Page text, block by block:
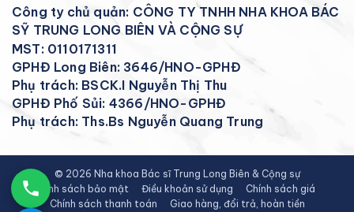
Công ty chủ quản: CÔNG TY TNHH NHA KHOA BÁC
SỸ TRUNG LONG BIÊN VÀ CỘNG SỰ
MST: 0110171311
GPHĐ Long Biên: 3646/HNO-GPHĐ
Phụ trách: BSCK.I Nguyễn Thị Thu
GPHĐ Phố Sủi: 4366/HNO-GPHĐ
Phụ trách: Ths.Bs Nguyễn Quang Trung
© 2026 Nha khoa Bác sĩ Trung Long Biên & Cộng sự
Chính sách bảo mật
Điều khoản sử dụng
Chính sách giá
Chính sách thanh toán
Giao hàng, đổi trả, hoàn tiền